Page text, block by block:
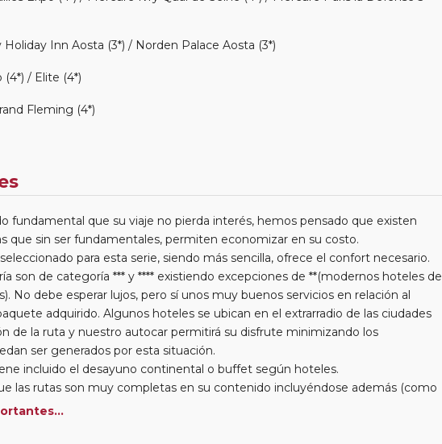
Inn Aosta (3*) / Norden Palace Aosta (3*)
/ Elite (4*)
Fleming (4*)
fundamental que su viaje no pierda interés, hemos pensado que existen
que sin ser fundamentales, permiten economizar en su costo.
para esta serie, siendo más sencilla, ofrece el confort necesario.
son de categoría *** y **** existiendo excepciones de **(modernos hoteles de
No debe esperar lujos, pero sí unos muy buenos servicios en relación al
adquirido. Algunos hoteles se ubican en el extrarradio de las ciudades
de la ruta y nuestro autocar permitirá su disfrute minimizando los
ser generados por esta situación.
incluido el desayuno continental o buffet según hoteles.
las rutas son muy completas en su contenido incluyéndose además (como
traslados y excursiones a puntos de interés (Versalles, Montecarlo, etc) y